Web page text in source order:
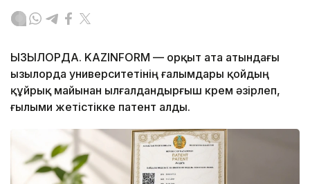
ҚЫЗЫЛОРДА. KAZINFORM — Қорқыт ата атындағы
Қызылорда университетінің ғалымдары қойдың
құйрық майынан ылғалдандырғыш крем әзірлеп,
ғылыми жетістікке патент алды.